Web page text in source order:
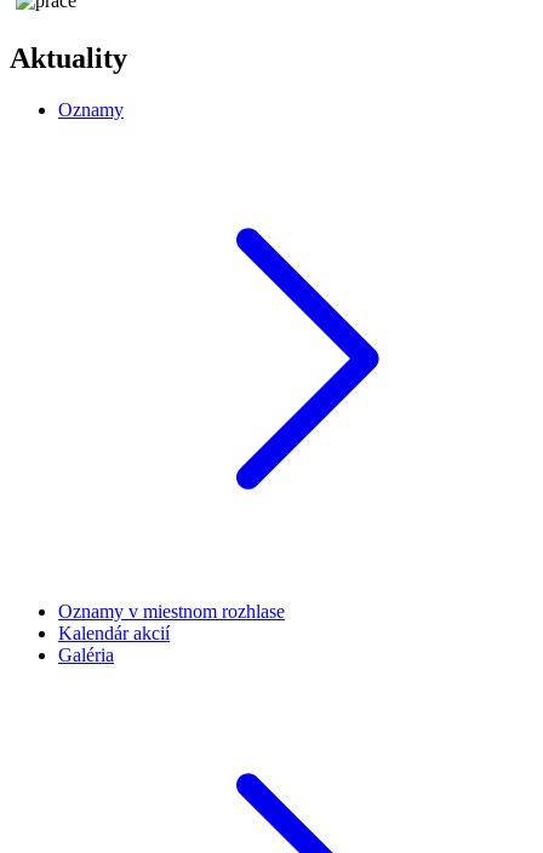
Aktuality
Oznamy
Oznamy v miestnom rozhlase
Kalendár akcií
Galéria